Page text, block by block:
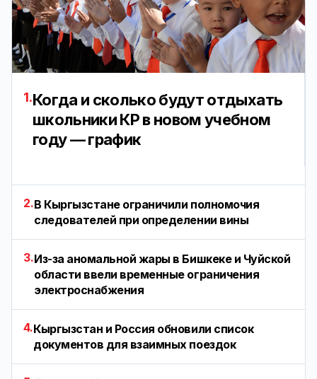
1.Когда и сколько будут отдыхать
школьники КР в новом учебном
году — график
2.В Кыргызстане ограничили полномочия
следователей при определении вины
3.Из-за аномальной жары в Бишкеке и Чуйской
области ввели временные ограничения
электроснабжения
4.Кыргызстан и Россия обновили список
документов для взаимных поездок